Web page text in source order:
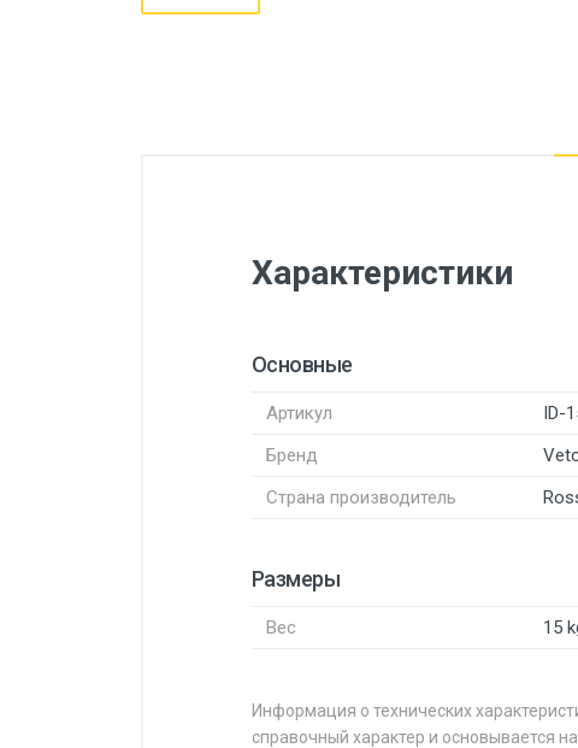
Характеристики
Основные
Артикул
ID-
Бренд
Страна производитель
Размеры
Вес 15
Информация о технических
справочный характер и основывается